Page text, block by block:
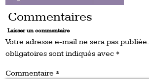
Commentaires
Laisser un commentaire
Votre adresse e-mail ne sera pas publiée.
obligatoires sont indiqués avec *
Commentaire *